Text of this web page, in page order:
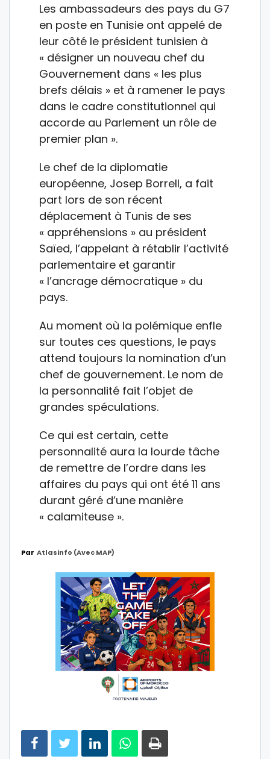
Les ambassadeurs des pays du G7
en poste en Tunisie ont appelé de
leur côté le président tunisien à
« désigner un nouveau chef du
Gouvernement dans « les plus
brefs délais » et à ramener le pays
dans le cadre constitutionnel qui
accorde au Parlement un rôle de
premier plan ».
Le chef de la diplomatie
européenne, Josep Borrell, a fait
part lors de son récent
déplacement à Tunis de ses
« appréhensions » au président
Saïed, l’appelant à rétablir l’activité
parlementaire et garantir
« l’ancrage démocratique » du
pays.
Au moment où la polémique enfle
sur toutes ces questions, le pays
attend toujours la nomination d’un
chef de gouvernement. Le nom de
la personnalité fait l’objet de
grandes spéculations.
Ce qui est certain, cette
personnalité aura la lourde tâche
de remettre de l’ordre dans les
affaires du pays qui ont été 11 ans
durant géré d’une manière
« calamiteuse ».
Par Atlasinfo (avec MAP)